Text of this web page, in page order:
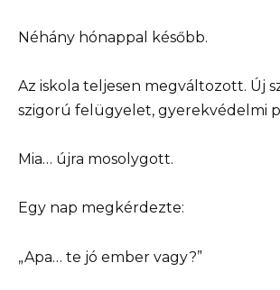
Néhány hónappal később.
Az iskola teljesen megváltozott. Új
szigorú felügyelet, gyerekvédelmi
Mia… újra mosolygott.
Egy nap megkérdezte:
„Apa… te jó ember vagy?”